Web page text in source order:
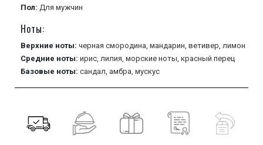
Пол: Для мужчин
Ноты:
Верхние ноты: черная смородина, мандарин, ветивер, лимон
Средние ноты: ирис, лилия, морские ноты, красный перец
Базовые ноты: сандал, амбра, мускус